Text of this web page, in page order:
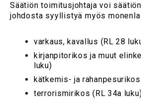
Säätiön toimitusjohtaja voi
johdosta syyllistyä myös
varkaus, kavallus (RL 28
kirjanpitorikos ja muut
luku)
kätkemis- ja
terrorismirikos (RL 34a